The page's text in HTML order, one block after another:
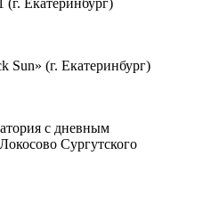
Sun» (г. Екатеринбург)
с дневным
Сургутского